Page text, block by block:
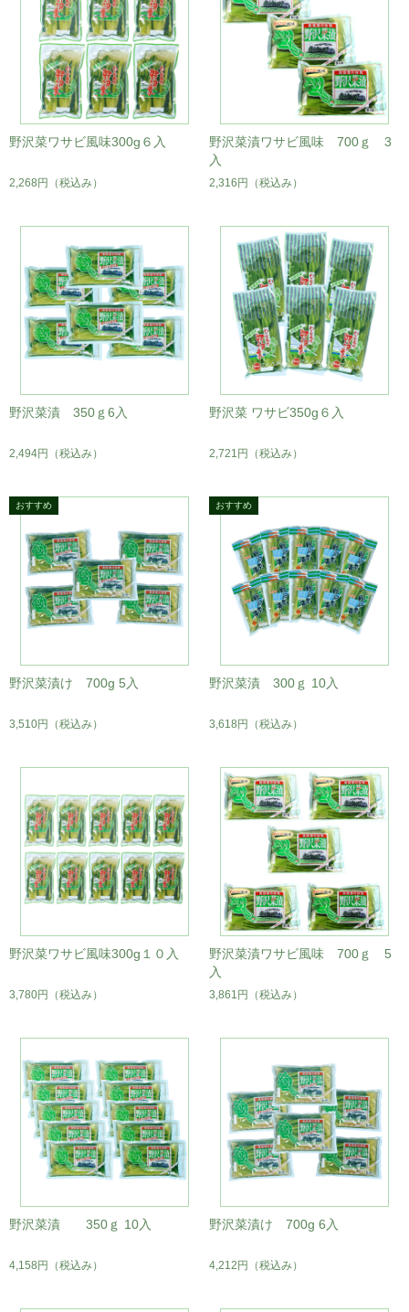
野沢菜ワサビ風味300g６入
2,268円 （税込み）
野沢菜漬ワサビ風味 700ｇ 3
入
2,316円 （税込み）
野沢菜漬 350ｇ6入
2,494円 （税込み）
野沢菜 ワサビ350g６入
2,721円 （税込み）
野沢菜漬け 700g 5入
3,510円 （税込み）
野沢菜漬 300ｇ 10入
3,618円 （税込み）
野沢菜ワサビ風味300g１０入
3,780円 （税込み）
野沢菜漬ワサビ風味 700ｇ 5
入
3,861円 （税込み）
野沢菜漬 350ｇ 10入
4,158円 （税込み）
野沢菜漬け 700g 6入
4,212円 （税込み）